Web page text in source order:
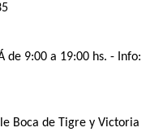
de 9:00 a 19:00 hs. - Info:
Boca de Tigre y Victoria